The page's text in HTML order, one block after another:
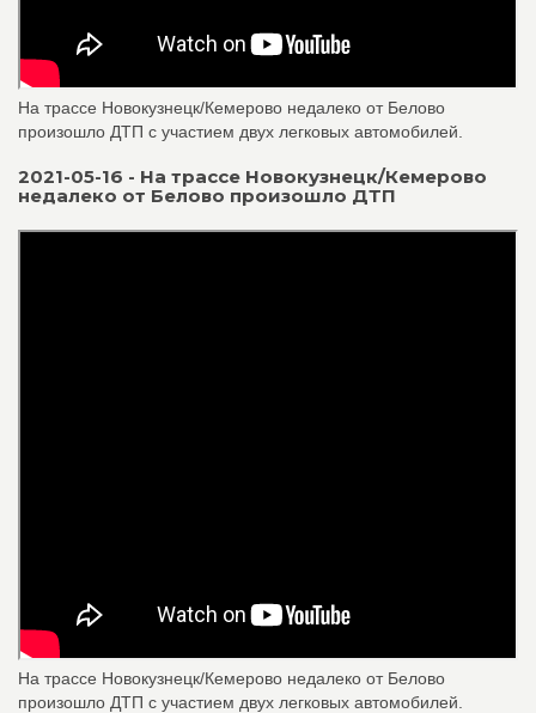
На трассе Новокузнецк/Кемерово недалеко от Белово
произошло ДТП с участием двух легковых автомобилей.
2021-05-16 - На трассе Новокузнецк/Кемерово
недалеко от Белово произошло ДТП
На трассе Новокузнецк/Кемерово недалеко от Белово
произошло ДТП с участием двух легковых автомобилей.